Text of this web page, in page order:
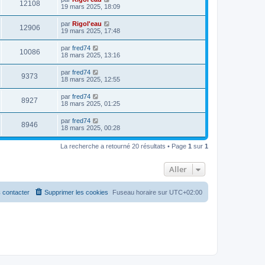
a
g
e
e
s
s
a
g
e
s
i
e
r
m
e
s
s
a
g
e
12108V
u
s
e
i
e
r
m
e
s
s
a
g
e
19 mars 2025, 18:09
12906V
u
D
e
i
e
r
m
e
s
s
a
g
e
par Rigol'eau
19 mars 2025, 17:48
10086V
u
D
e
i
e
r
m
e
s
s
a
g
e
par fred74
18 mars 2025, 13:16
9373
u
D
e
i
e
r
m
e
s
s
a
par fred74
18 mars 2025, 12:55
8927
u
D
e
i
e
r
m
g
par fred74
18 mars 2025, 01:25
8946
u
D
e
n
i
s
s
par fred74
18 mars 2025, 00:28
La recherche a retourné 20 résultats • Page 1 sur 1
Aller
Fuseau horaire sur UTC+02:00
Supprimer les cookies
contacter